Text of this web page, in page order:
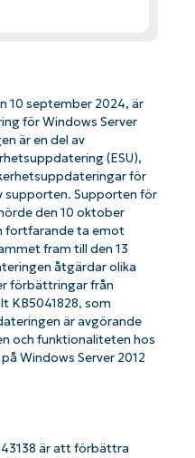
10 september 2024, är
för Windows Server
är en del av
(ESU),
för
supporten. Supporten för
den 10 oktober
fortfarande ta emot
fram till den 13
åtgärdar olika
förbättringar från
KB5041828, som
är avgörande
och funktionaliteten hos
Windows Server 2012
är att förbättra